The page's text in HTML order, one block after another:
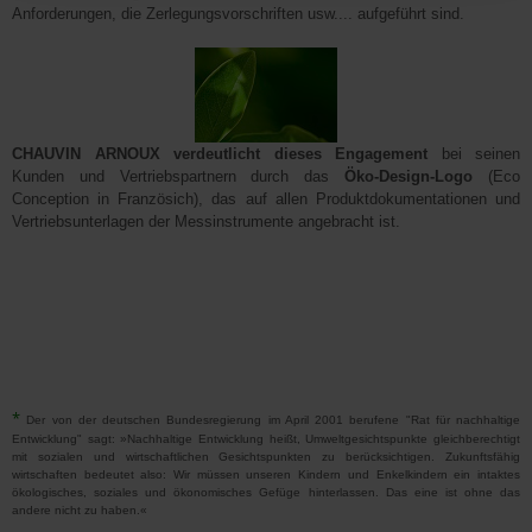
Anforderungen, die Zerlegungsvorschriften usw.... aufgeführt sind.
CHAUVIN ARNOUX verdeutlicht dieses Engagement bei seinen
Kunden und Vertriebspartnern durch das Öko-Design-Logo (Eco
Conception in Französich), das auf allen Produktdokumentationen und
Vertriebsunterlagen der Messinstrumente angebracht ist.
* Der von der deutschen Bundesregierung im April 2001 berufene "Rat für nachhaltige
Entwicklung" sagt: »Nachhaltige Entwicklung heißt, Umweltgesichtspunkte gleichberechtigt
mit sozialen und wirtschaftlichen Gesichtspunkten zu berücksichtigen. Zukunftsfähig
wirtschaften bedeutet also: Wir müssen unseren Kindern und Enkelkindern ein intaktes
ökologisches, soziales und ökonomisches Gefüge hinterlassen. Das eine ist ohne das
andere nicht zu haben.«